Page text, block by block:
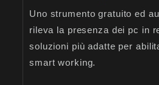
Uno strumento gratuito ed
rileva la presenza dei pc in
soluzioni più adatte per
smart working.